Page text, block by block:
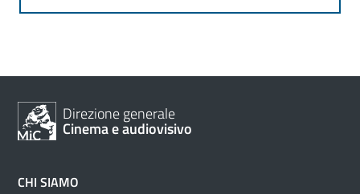
Direzione generale
Cinema e audiovisivo
CHI SIAMO